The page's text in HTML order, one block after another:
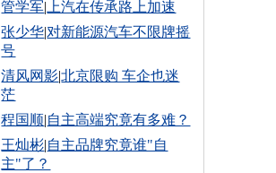
管学军| 上汽在传承路上加速
张少华|对新能源汽车不限牌摇
号
清风网影|北京限购 车企也迷
茫
程国顺|自主高端究竟有多难？
王灿彬|自主品牌究竟谁"自
主"了？